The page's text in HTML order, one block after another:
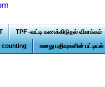
TPF -வட்டி கணக்கிடுதல் விளக்கம்
counting எனது பதிவுகளின் பட்டியல்